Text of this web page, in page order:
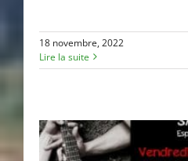
18 novembre, 2022
Lire la suite